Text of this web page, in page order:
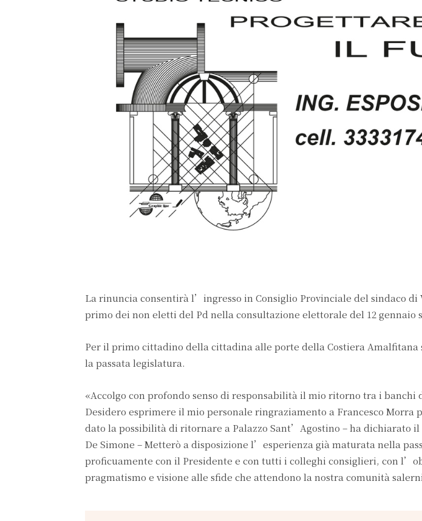
La rinuncia consentirà l’ingresso in Consiglio Provinciale del sindaco di
primo dei non eletti del Pd nella consultazione elettorale del 12 gennaio
Per il primo cittadino della cittadina alle porte della Costiera
la passata legislatura.
«Accolgo con profondo senso di responsabilità il mio ritorno tra i banchi
Desidero esprimere il mio personale ringraziamento a Francesco Morra
dato la possibilità di ritornare a Palazzo Sant’Agostino – ha dichiarato
De Simone – Metterò a disposizione l’esperienza già maturata nella
proficuamente con il Presidente e con tutti i colleghi consiglieri, con
pragmatismo e visione alle sfide che attendono la nostra comunità